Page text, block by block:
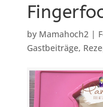
by Mamahoch2|
Gastbeiträge,